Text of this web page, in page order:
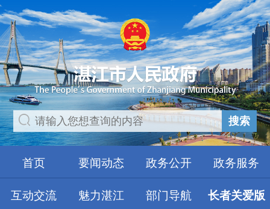
搜索
首页 要闻动态 政务公开
政务服务
互动交流
魅力湛江 部门导航 长者关爱版